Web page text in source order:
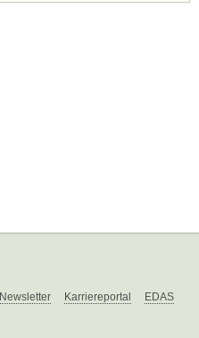
Newsletter Karriereportal EDAS